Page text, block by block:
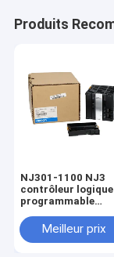
Produits
NJ301-1100 NJ3
contrôleur logique
programmable
EtherNet/IPTM
jusqu'à 32
Meilleur prix